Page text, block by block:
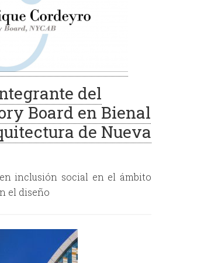
del
Board en Bienal
de Nueva
inclusión social en el ámbito
el diseño